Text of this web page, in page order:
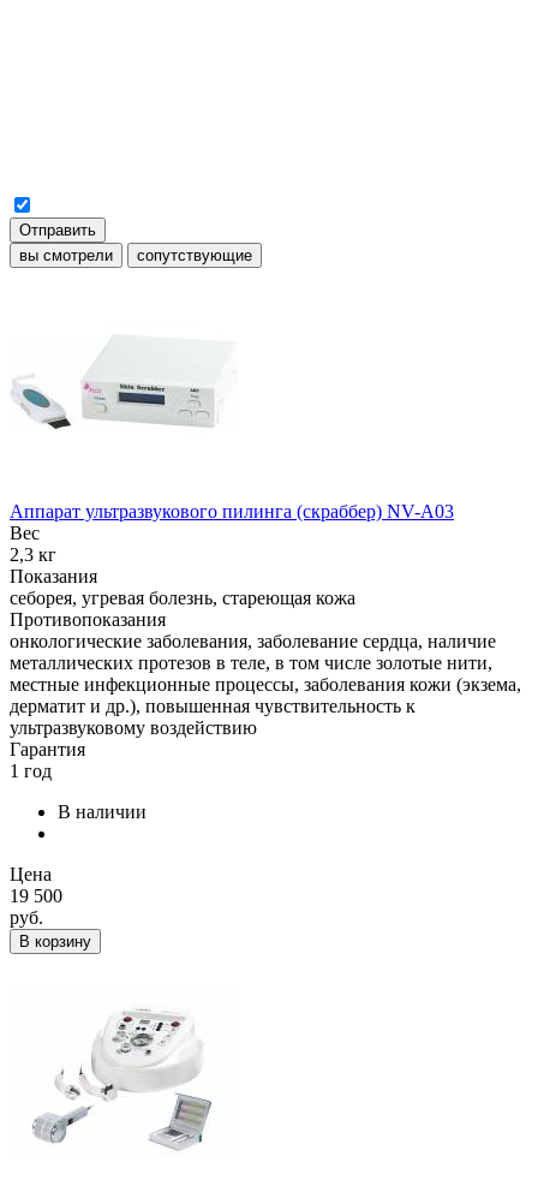
Отправить
вы смотрели
сопутствующие
Аппарат ультразвукового пилинга (скраббер) NV-A03
Вес
2,3 кг
Показания
себорея, угревая болезнь, стареющая кожа
Противопоказания
онкологические заболевания, заболевание сердца, наличие
металлических протезов в теле, в том числе золотые нити,
местные инфекционные процессы, заболевания кожи (экзема,
дерматит и др.), повышенная чувствительность к
ультразвуковому воздействию
Гарантия
1 год
В наличии
Цена
19 500
руб.
В корзину